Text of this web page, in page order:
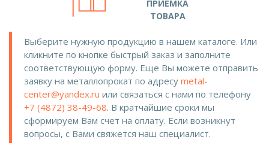
ПРИЕМКА
ТОВАРА
Выберите нужную продукцию в нашем каталоге. Или
кликните по кнопке быстрый заказ и заполните
соответствующую форму. Еще Вы можете отправить
заявку на металлопрокат по адресу metal-
center@yandex.ru или связаться с нами по телефону
+7 (4872) 38-49-68. В кратчайшие сроки мы
сформируем Вам счет на оплату. Если возникнут
вопросы, с Вами свяжется наш специалист.